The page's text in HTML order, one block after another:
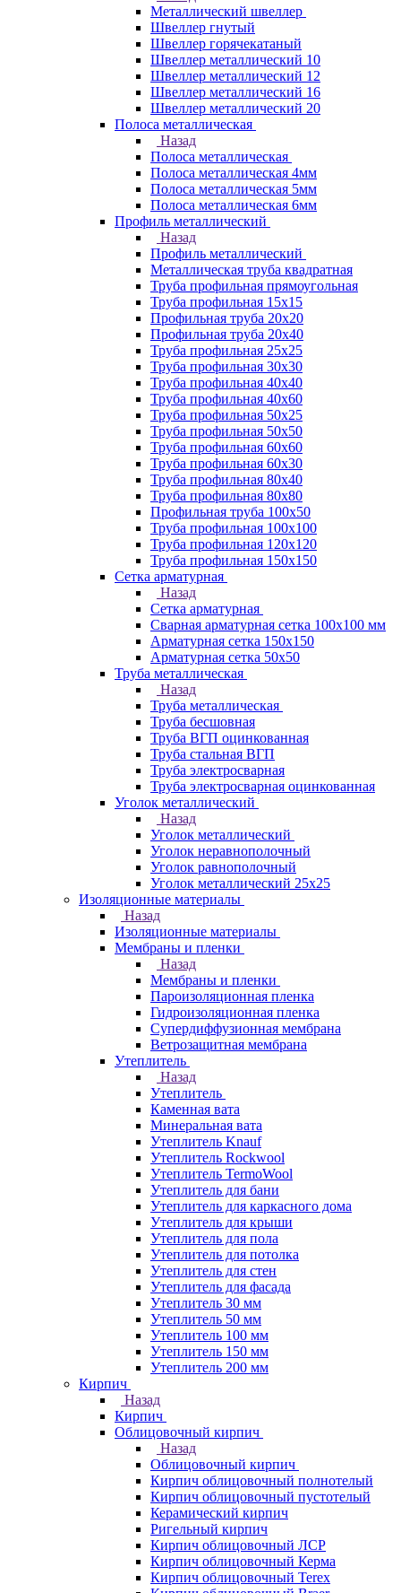
Металлический швеллер
Швеллер гнутый
Швеллер горячекатаный
Швеллер металлический 10
Швеллер металлический 12
Швеллер металлический 16
Швеллер металлический 20
Полоса металлическая
Назад
Полоса металлическая
Полоса металлическая 4мм
Полоса металлическая 5мм
Полоса металлическая 6мм
Профиль металлический
Назад
Профиль металлический
Металлическая труба квадратная
Труба профильная прямоугольная
Труба профильная 15х15
Профильная труба 20х20
Профильная труба 20х40
Труба профильная 25х25
Труба профильная 30x30
Труба профильная 40х40
Труба профильная 40х60
Труба профильная 50х25
Труба профильная 50х50
Труба профильная 60x60
Труба профильная 60х30
Труба профильная 80х40
Труба профильная 80х80
Профильная труба 100х50
Труба профильная 100х100
Труба профильная 120х120
Труба профильная 150х150
Сетка арматурная
Назад
Сетка арматурная
Сварная арматурная сетка 100х100 мм
Арматурная сетка 150х150
Арматурная сетка 50х50
Труба металлическая
Назад
Труба металлическая
Труба бесшовная
Труба ВГП оцинкованная
Труба стальная ВГП
Труба электросварная
Труба электросварная оцинкованная
Уголок металлический
Назад
Уголок металлический
Уголок неравнополочный
Уголок равнополочный
Уголок металлический 25х25
Изоляционные материалы
Назад
Изоляционные материалы
Мембраны и пленки
Назад
Мембраны и пленки
Пароизоляционная пленка
Гидроизоляционная пленка
Супердиффузионная мембрана
Ветрозащитная мембрана
Утеплитель
Назад
Утеплитель
Каменная вата
Минеральная вата
Утеплитель Knauf
Утеплитель Rockwool
Утеплитель TermoWool
Утеплитель для бани
Утеплитель для каркасного дома
Утеплитель для крыши
Утеплитель для пола
Утеплитель для потолка
Утеплитель для стен
Утеплитель для фасада
Утеплитель 30 мм
Утеплитель 50 мм
Утеплитель 100 мм
Утеплитель 150 мм
Утеплитель 200 мм
Кирпич
Назад
Кирпич
Облицовочный кирпич
Назад
Облицовочный кирпич
Кирпич облицовочный полнотелый
Кирпич облицовочный пустотелый
Керамический кирпич
Ригельный кирпич
Кирпич облицовочный ЛСР
Кирпич облицовочный Керма
Кирпич облицовочный Terex